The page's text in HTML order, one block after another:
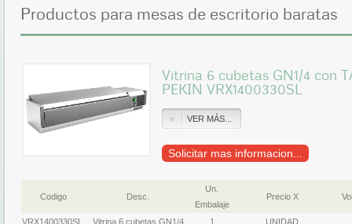
Productos para mesas de escritorio baratas
Vitrina 6 cubetas GN1/4 con
PEKIN VRX1400330SL
VER MÁS...
Solicitar mas informacion...
Codigo Desc.
Un.
Embalaje
Precio X
VRX1400330SL
Vitrina 6 cubetas GN1/4
1 UNIDAD